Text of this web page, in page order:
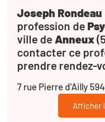
Joseph Rondeau
profession de
ville deAnneux
contacter ce
prendre rendez-
7 rue Pierre d'Ailly
Afficher